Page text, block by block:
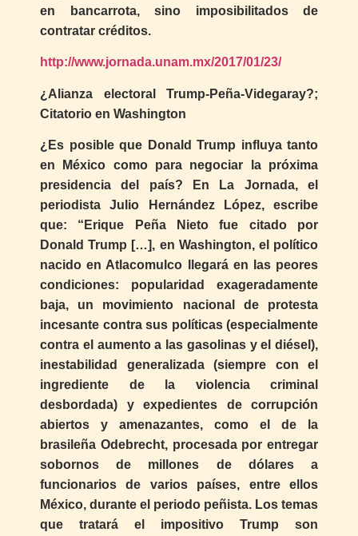
en bancarrota, sino imposibilitados de
contratar créditos.
http://www.jornada.unam.mx/2017/01/23/
¿Alianza electoral Trump-Peña-Videgaray?;
Citatorio en Washington
¿Es posible que Donald Trump influya tanto
en México como para negociar la próxima
presidencia del país? En La Jornada, el
periodista Julio Hernández López, escribe
que: “Erique Peña Nieto fue citado por
Donald Trump […], en Washington, el político
nacido en Atlacomulco llegará en las peores
condiciones: popularidad exageradamente
baja, un movimiento nacional de protesta
incesante contra sus políticas (especialmente
contra el aumento a las gasolinas y el diésel),
inestabilidad generalizada (siempre con el
ingrediente de la violencia criminal
desbordada) y expedientes de corrupción
abiertos y amenazantes, como el de la
brasileña Odebrecht, procesada por entregar
sobornos de millones de dólares a
funcionarios de varios países, entre ellos
México, durante el periodo peñista. Los temas
que tratará el impositivo Trump son